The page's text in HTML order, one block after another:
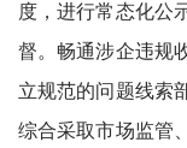
度，进行常态化公
督。畅通涉企违规
立规范的问题线索
综合采取市场监管